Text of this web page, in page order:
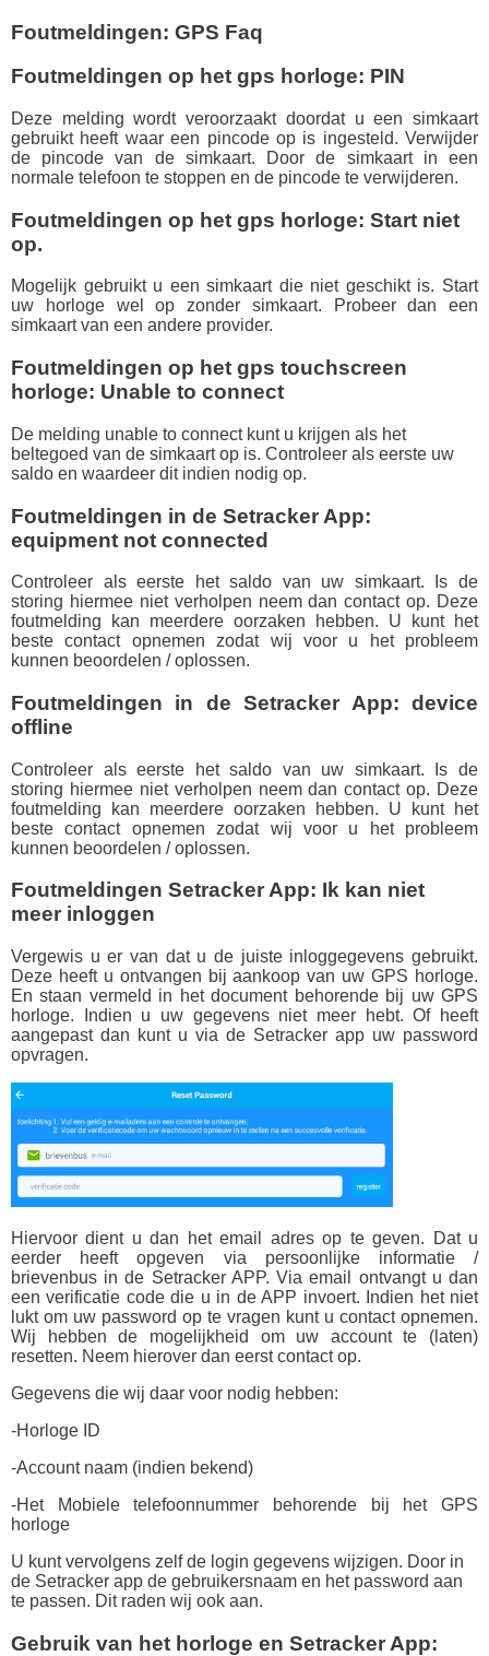
Foutmeldingen: GPS Faq
Foutmeldingen op het gps horloge: PIN
Deze melding wordt veroorzaakt doordat u een simkaart
gebruikt heeft waar een pincode op is ingesteld. Verwijder
de pincode van de simkaart. Door de simkaart in een
normale telefoon te stoppen en de pincode te verwijderen.
Foutmeldingen op het gps horloge: Start niet
op.
Mogelijk gebruikt u een simkaart die niet geschikt is. Start
uw horloge wel op zonder simkaart. Probeer dan een
simkaart van een andere provider.
Foutmeldingen op het gps touchscreen
horloge: Unable to connect
De melding unable to connect kunt u krijgen als het
beltegoed van de simkaart op is. Controleer als eerste uw
saldo en waardeer dit indien nodig op.
Foutmeldingen in de Setracker App:
equipment not connected
Controleer als eerste het saldo van uw simkaart. Is de
storing hiermee niet verholpen neem dan contact op. Deze
foutmelding kan meerdere oorzaken hebben. U kunt het
beste contact opnemen zodat wij voor u het probleem
kunnen beoordelen / oplossen.
Foutmeldingen in de Setracker App: device
offline
Controleer als eerste het saldo van uw simkaart. Is de
storing hiermee niet verholpen neem dan contact op. Deze
foutmelding kan meerdere oorzaken hebben. U kunt het
beste contact opnemen zodat wij voor u het probleem
kunnen beoordelen / oplossen.
Foutmeldingen Setracker App: Ik kan niet
meer inloggen
Vergewis u er van dat u de juiste inloggegevens gebruikt.
Deze heeft u ontvangen bij aankoop van uw GPS horloge.
En staan vermeld in het document behorende bij uw GPS
horloge. Indien u uw gegevens niet meer hebt. Of heeft
aangepast dan kunt u via de Setracker app uw password
opvragen.
Hiervoor dient u dan het email adres op te geven. Dat u
eerder heeft opgeven via persoonlijke informatie /
brievenbus in de Setracker APP. Via email ontvangt u dan
een verificatie code die u in de APP invoert. Indien het niet
lukt om uw password op te vragen kunt u contact opnemen.
Wij hebben de mogelijkheid om uw account te (laten)
resetten. Neem hierover dan eerst contact op.
Gegevens die wij daar voor nodig hebben:
-Horloge ID
-Account naam (indien bekend)
-Het Mobiele telefoonnummer behorende bij het GPS
horloge
U kunt vervolgens zelf de login gegevens wijzigen. Door in
de Setracker app de gebruikersnaam en het password aan
te passen. Dit raden wij ook aan.
Gebruik van het horloge en Setracker App: